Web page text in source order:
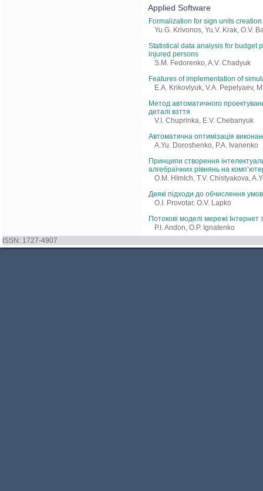
Applied Software
Formalization for sign units
Yu.G. Krivonos, Yu.V. Krak, O.V.
Statistical data analysis for budget
injured persons
S.M. Fedorenko, A.V. Chadyuk
Features of implementation of
E.A. Krikovlyuk, V.A. Pepelyaev,
Метод автоматичного
деталі взття
V.I. Chuprinka, E.V. Chebanyuk
Автоматична оптимізація
A.Yu. Doroshenko, P.A. Ivanenko
Принципи створення
алгебраїчних рівнянь на
O.M. HImIch, T.V. Chistyakova,
Деякі підходи до обчислення
O.I. Provotar, O.V. Lapko
Потокові моделі мережі Інтернет
P.I. Andon, O.P. Ignatenko
ISSN: 1727-4907